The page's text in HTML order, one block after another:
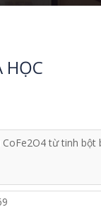
HỌC
từ tinh